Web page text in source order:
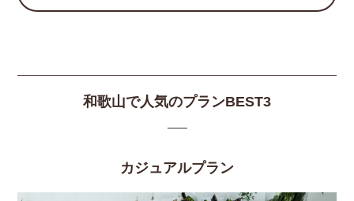
和歌山で人気のプランBEST3
カジュアルプラン